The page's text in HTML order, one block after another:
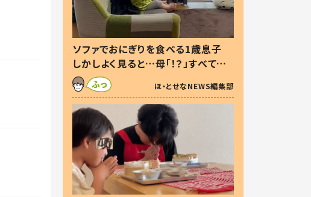
ソファでおにぎりを食べる1歳息子
しかしよく見ると…母「！？」すべてを
察した母の投稿に「可愛いから許
す！」「現行犯〜」
ほ・とせなNEWS編集部